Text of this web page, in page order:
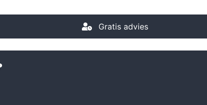
Gratis advies